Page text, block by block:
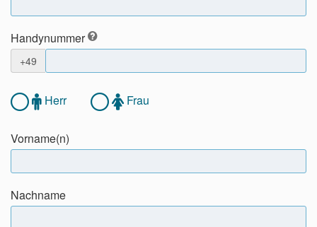
Handynummer
+49
Herr Frau
Vorname(n)
Nachname